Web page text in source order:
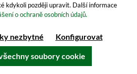
aroma světlého ovoce
Calvadosu z Francie. Kupte
kdykoli později upravit. Další informace
o ochraně osobních údajů.
nezbytné Konfigurovat
soubory cookie